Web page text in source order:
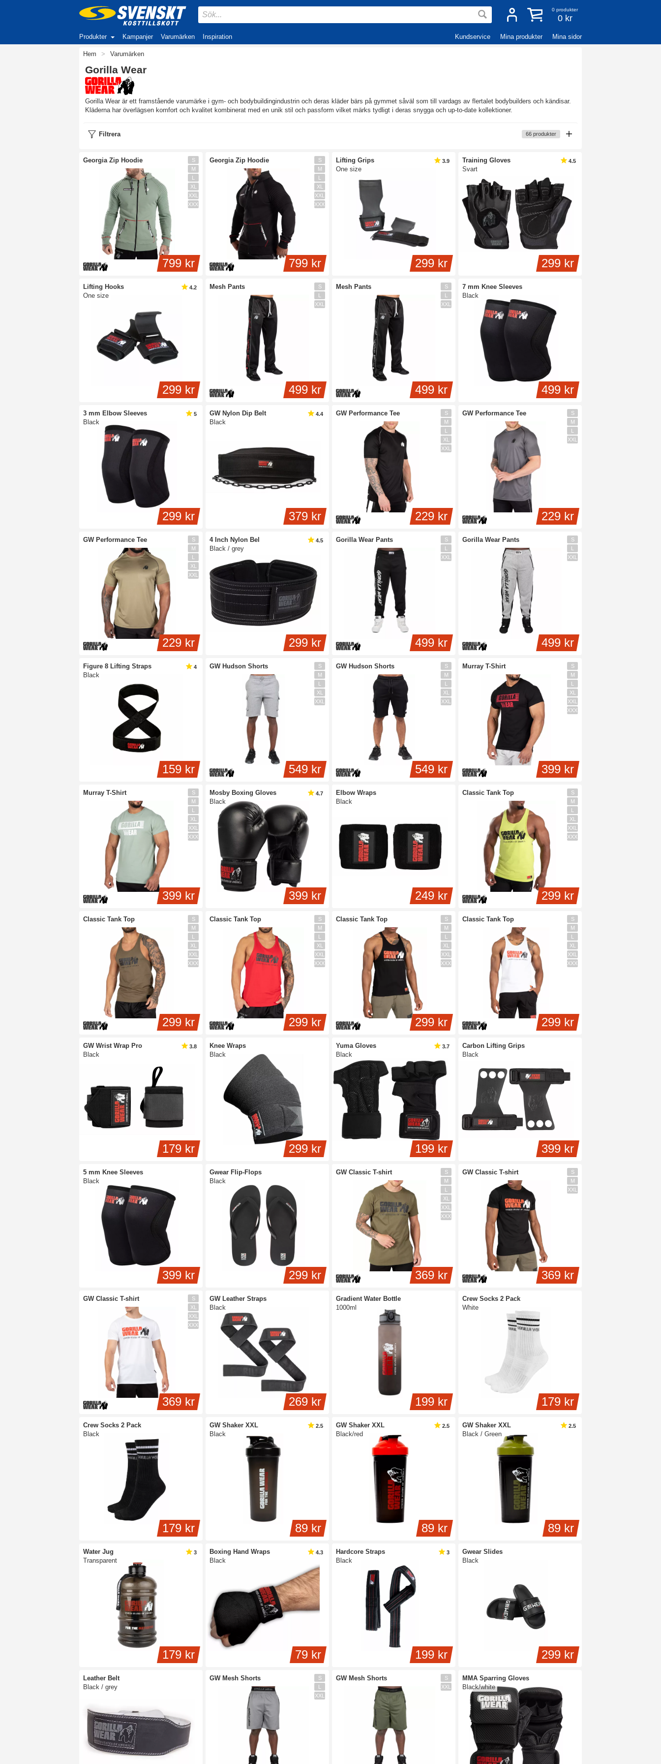
0 produkter
0 kr
Produkter Kampanjer Varumärken Inspiration Kundservice Mina produkter Mina sidor
Hem > Varumärken
Gorilla Wear
Gorilla Wear är ett framstående varumärke i gym- och bodybuildingindustrin och deras kläder bärs på gymmet såväl som till vardags av flertalet bodybuilders och kändisar.
Kläderna har överlägsen komfort och kvalitet kombinerat med en unik stil och passform vilket märks tydligt i deras snygga och up-to-date kollektioner.
Filtrera 66 produkter
Georgia Zip Hoodie
799 kr
S
M
L
XL
XXL
XXXL
Georgia Zip Hoodie
799 kr
S
M
L
XL
XXL
XXXL
Lifting Grips
One size
299 kr
3.9
Training Gloves
Svart
299 kr
4.5
Lifting Hooks
One size
299 kr
4.2 Mesh Pants
499 kr
S
L
XXL
Mesh Pants
499 kr
S
L
XXL
7 mm Knee Sleeves
Black
499 kr
3 mm Elbow Sleeves
Black
299 kr
5
GW Nylon Dip Belt
Black
379 kr
4.4 GW Performance Tee
229 kr
S
M
L
XL
XXL
GW Performance Tee
229 kr
S
M
L
XXL
GW Performance Tee
229 kr
S
M
L
XL
XXL
4 Inch Nylon Bel
Black / grey
299 kr
4.5 Gorilla Wear Pants
499 kr
S
L
XXL
Gorilla Wear Pants
499 kr
S
L
XXL
Figure 8 Lifting Straps
Black
159 kr
4 GW Hudson Shorts
549 kr
S
M
L
XL
XXL
GW Hudson Shorts
549 kr
S
M
L
XL
XXL
Murray T-Shirt
399 kr
S
M
L
XL
XXL
XXXL
Murray T-Shirt
399 kr
S
M
L
XL
XXL
XXXL
Mosby Boxing Gloves
Black
399 kr
4.7
Elbow Wraps
Black
249 kr
Classic Tank Top
299 kr
S
M
L
XL
XXL
XXXL
Classic Tank Top
299 kr
S
M
L
XL
XXL
XXXL
Classic Tank Top
299 kr
S
M
L
XL
XXL
XXXL
Classic Tank Top
299 kr
S
M
L
XL
XXL
XXXL
Classic Tank Top
299 kr
S
M
L
XL
XXL
XXXL
GW Wrist Wrap Pro
Black
179 kr
3.8
Knee Wraps
Black
299 kr
Yuma Gloves
Black
199 kr
3.7
Carbon Lifting Grips
Black
399 kr
5 mm Knee Sleeves
Black
399 kr
Gwear Flip-Flops
Black
299 kr
GW Classic T-shirt
369 kr
S
M
L
XL
XXL
XXXL
GW Classic T-shirt
369 kr
S
M
XXL
GW Classic T-shirt
369 kr
S
XL
XXL
XXXL
GW Leather Straps
Black
269 kr
Gradient Water Bottle
1000ml
199 kr
Crew Socks 2 Pack
White
179 kr
Crew Socks 2 Pack
Black
179 kr
GW Shaker XXL
Black
89 kr
2.5
GW Shaker XXL
Black/red
89 kr
2.5
GW Shaker XXL
Black / Green
89 kr
2.5
Water Jug
Transparent
179 kr
3
Boxing Hand Wraps
Black
79 kr
4.3
Hardcore Straps
Black
199 kr
3
Gwear Slides
Black
299 kr
Leather Belt
Black / grey
GW Mesh Shorts
S
L
XXL
GW Mesh Shorts
S
XXL
MMA Sparring Gloves
Black/white